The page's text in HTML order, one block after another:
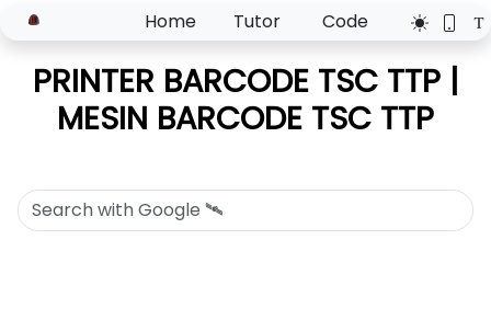
Home Tutor Code
PRINTER BARCODE TSC TTP |
MESIN BARCODE TSC TTP